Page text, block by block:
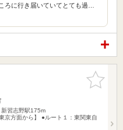
ろに行き届いていてとても過…
お気に入
りに追加
新習志野駅175m
京方面から】 ●ルート１：東関東自